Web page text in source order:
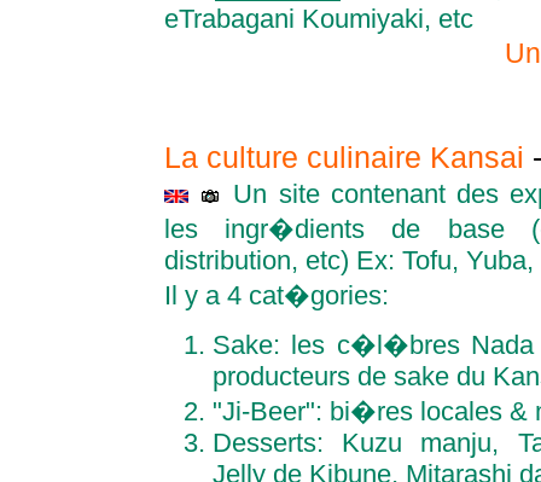
eTrabagani Koumiyaki, etc
La culture culinaire Kansai
Un site contenant des
les ingr�dients de base
distribution, etc) Ex: Tofu,
Il y a 4 cat�gories:
Sake: les c�l�bres Nada
producteurs de sake du
"Ji-Beer": bi�res locales &
Desserts: Kuzu manju,
Jelly de Kibune, Mitarashi